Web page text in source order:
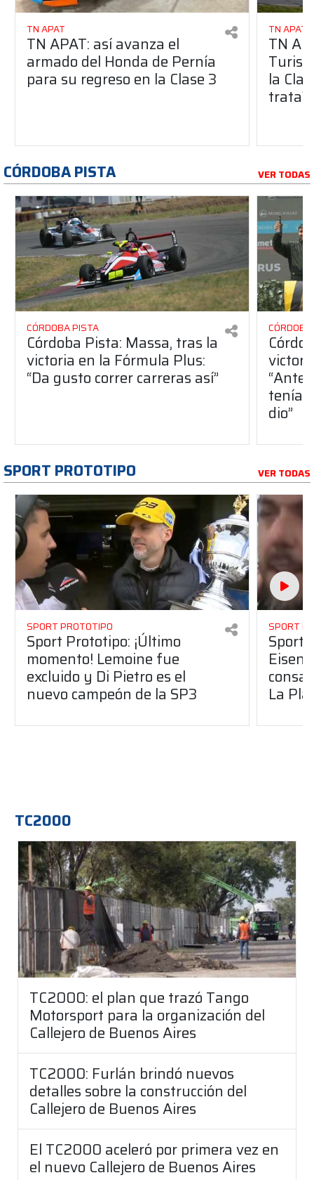
TN APAT
TN APAT: así avanza el
armado del Honda de Pernía
para su regreso en la Clase 3
TN APAT
TN
la
trata?
CÓRDOBA PISTA VER TODAS
CÓRDOBA PISTA
Córdoba Pista: Massa, tras la
victoria en la Fórmula Plus:
“Da gusto correr carreras así”
dio”
SPORT PROTOTIPO VER TODAS
SPORT PROTOTIPO
Sport Prototipo: ¡Último
momento! Lemoine fue
excluido y Di Pietro es el
nuevo campeón de la SP3
SPORT
Sport
La
TC2000
TC2000: el plan que trazó Tango
Motorsport para la organización del
Callejero de Buenos Aires
TC2000: Furlán brindó nuevos
detalles sobre la construcción del
Callejero de Buenos Aires
El TC2000 aceleró por primera vez en
el nuevo Callejero de Buenos Aires